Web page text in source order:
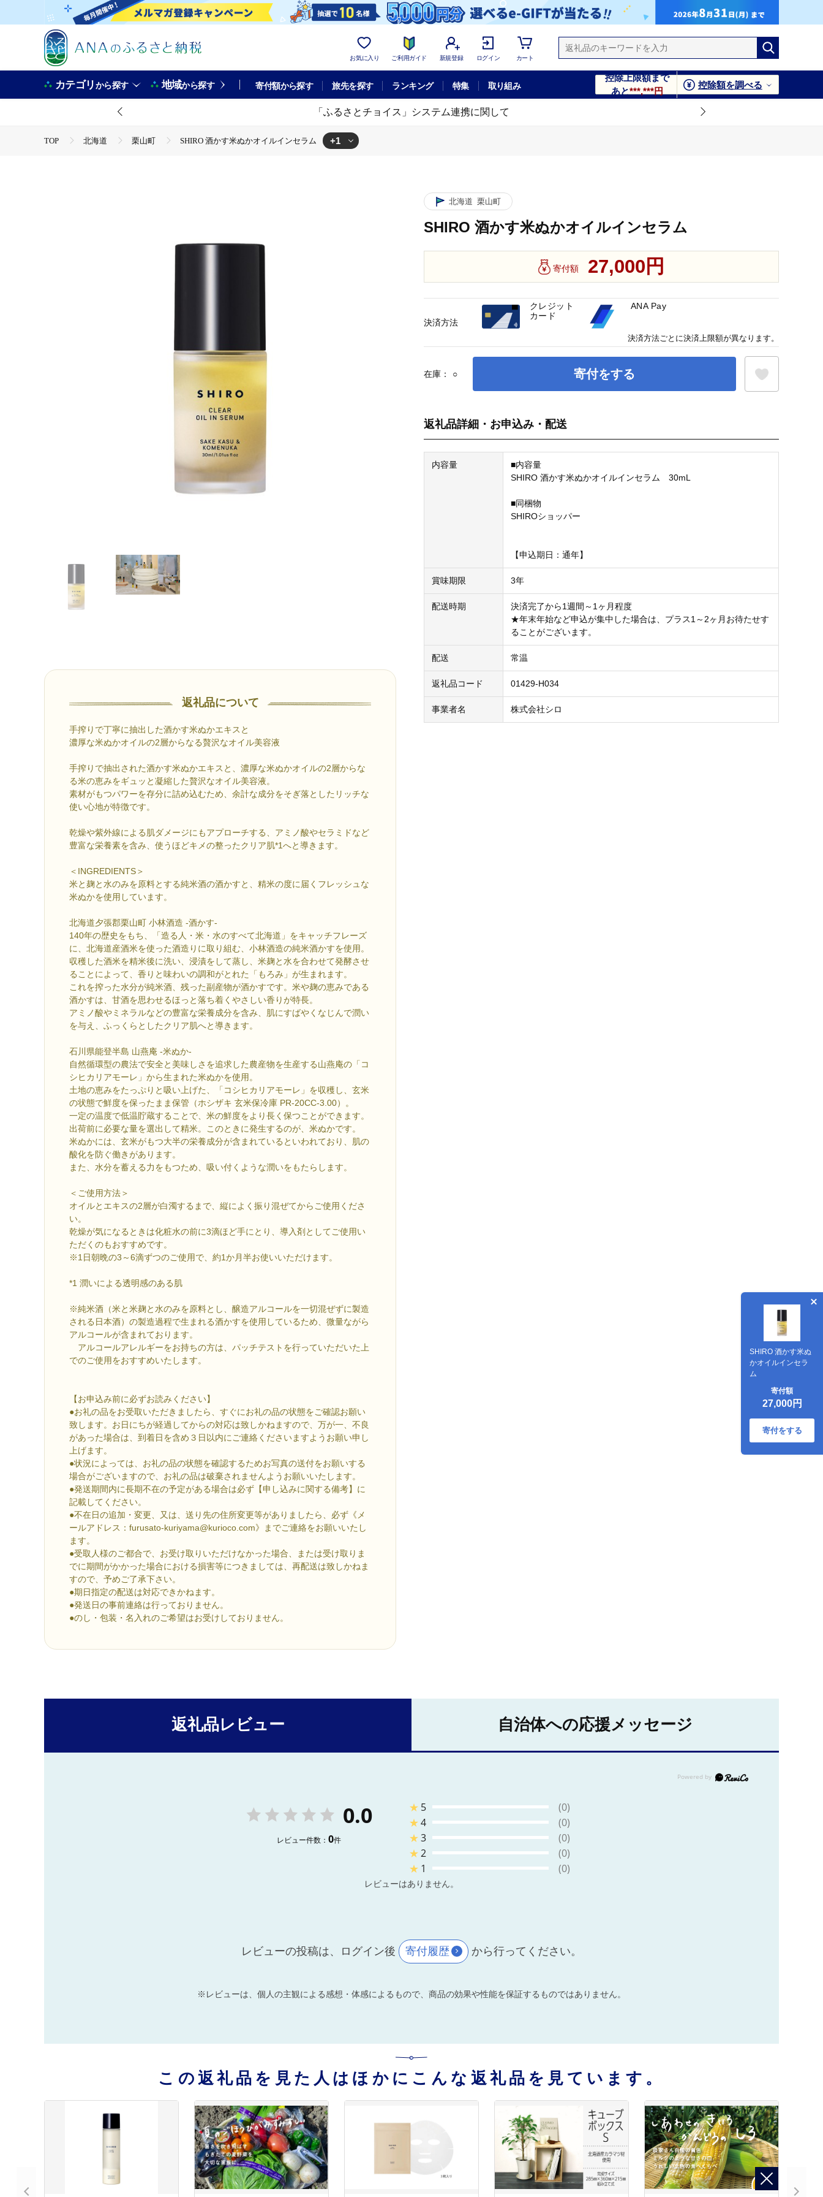
お気に入り ご利用ガイド 新規登録 ログイン カート
カテゴリから探す 地域から探す 寄付額から探す 旅先を探す ランキング 特集 取り組み
控除上限額まで
あと***,***円
控除額を調べる
「ふるさとチョイス」システム連携に関して
TOP 北海道 栗山町 SHIRO 酒かす米ぬかオイルインセラム +1
返礼品について
手搾りで丁寧に抽出した酒かす米ぬかエキスと
濃厚な米ぬかオイルの2層からなる贅沢なオイル美容液
手搾りで抽出された酒かす米ぬかエキスと、濃厚な米ぬかオイルの2層からな
る米の恵みをギュッと凝縮した贅沢なオイル美容液。
素材がもつパワーを存分に詰め込むため、余計な成分をそぎ落としたリッチな
使い心地が特徴です。
乾燥や紫外線による肌ダメージにもアプローチする、アミノ酸やセラミドなど
豊富な栄養素を含み、使うほどキメの整ったクリア肌*1へと導きます。
＜INGREDIENTS＞
米と麹と水のみを原料とする純米酒の酒かすと、精米の度に届くフレッシュな
米ぬかを使用しています。
北海道夕張郡栗山町 小林酒造 -酒かす-
140年の歴史をもち、「造る人・米・水のすべて北海道」をキャッチフレーズ
に、北海道産酒米を使った酒造りに取り組む、小林酒造の純米酒かすを使用。
収穫した酒米を精米後に洗い、浸漬をして蒸し、米麹と水を合わせて発酵させ
ることによって、香りと味わいの調和がとれた「もろみ」が生まれます。
これを搾った水分が純米酒、残った副産物が酒かすです。米や麹の恵みである
酒かすは、甘酒を思わせるほっと落ち着くやさしい香りが特長。
アミノ酸やミネラルなどの豊富な栄養成分を含み、肌にすばやくなじんで潤い
を与え、ふっくらとしたクリア肌へと導きます。
石川県能登半島 山燕庵 -米ぬか-
自然循環型の農法で安全と美味しさを追求した農産物を生産する山燕庵の「コ
シヒカリアモーレ」から生まれた米ぬかを使用。
土地の恵みをたっぷりと吸い上げた、「コシヒカリアモーレ」を収穫し、玄米
の状態で鮮度を保ったまま保管（ホシザキ 玄米保冷庫 PR-20CC-3.00）。
一定の温度で低温貯蔵することで、米の鮮度をより長く保つことができます。
出荷前に必要な量を選出して精米。このときに発生するのが、米ぬかです。
米ぬかには、玄米がもつ大半の栄養成分が含まれているといわれており、肌の
酸化を防ぐ働きがあります。
また、水分を蓄える力をもつため、吸い付くような潤いをもたらします。
＜ご使用方法＞
オイルとエキスの2層が白濁するまで、縦によく振り混ぜてからご使用くださ
い。
乾燥が気になるときは化粧水の前に3滴ほど手にとり、導入剤としてご使用い
ただくのもおすすめです。
※1日朝晩の3～6滴ずつのご使用で、約1か月半お使いいただけます。
*1 潤いによる透明感のある肌
※純米酒（米と米麹と水のみを原料とし、醸造アルコールを一切混ぜずに製造
される日本酒）の製造過程で生まれる酒かすを使用しているため、微量ながら
アルコールが含まれております。
アルコールアレルギーをお持ちの方は、パッチテストを行っていただいた上
でのご使用をおすすめいたします。
【お申込み前に必ずお読みください】
●お礼の品をお受取いただきましたら、すぐにお礼の品の状態をご確認お願い
致します。お日にちが経過してからの対応は致しかねますので、万が一、不良
があった場合は、到着日を含め３日以内にご連絡くださいますようお願い申し
上げます。
●状況によっては、お礼の品の状態を確認するためお写真の送付をお願いする
場合がございますので、お礼の品は破棄されませんようお願いいたします。
●発送期間内に長期不在の予定がある場合は必ず【申し込みに関する備考】に
記載してください。
●不在日の追加・変更、又は、送り先の住所変更等がありましたら、必ず《メ
ールアドレス：furusato-kuriyama@kurioco.com》までご連絡をお願いいたし
ます。
●受取人様のご都合で、お受け取りいただけなかった場合、または受け取りま
でに期間がかかった場合における損害等につきましては、再配送は致しかねま
すので、予めご了承下さい。
●期日指定の配送は対応できかねます。
●発送日の事前連絡は行っておりません。
●のし・包装・名入れのご希望はお受けしておりません。
北海道 栗山町
SHIRO 酒かす米ぬかオイルインセラム
寄付額 27,000円
在庫： ○ 寄付をする
SHIRO 酒かす米ぬ
かオイルインセラ
ム
寄付額
27,000円
寄付をする
返礼品詳細・お申込み・配送
内容量
■内容量
SHIRO 酒かす米ぬかオイルインセラム 30mL
■同梱物
SHIROショッパー
【申込期日：通年】
賞味期限 3年
配送時期
決済完了から1週間～1ヶ月程度
★年末年始など申込が集中した場合は、プラス1～2ヶ月お待たせす
ることがございます。
配送 常温
返礼品コード 01429-H034
事業者名 株式会社シロ
決済方法
クレジット
カード
ANA Pay
決済方法ごとに決済上限額が異なります。
返礼品レビュー 自治体への応援メッセージ
0.0
レビュー件数： 0件
★ 5
(0)
★4
(0)
★3
(0)
★2
(0)
★ 1 (0)
レビューはありません。
レビューの投稿は、ログイン後 寄付履歴 から行ってください。
※レビューは、個人の主観による感想・体感によるもので、商品の効果や性能を保証するものではありません。
この返礼品を見た人はほかにこんな返礼品を見ています。